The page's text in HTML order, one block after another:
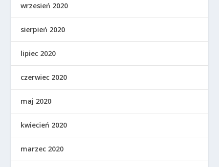
wrzesień 2020
sierpień 2020
lipiec 2020
czerwiec 2020
maj 2020
kwiecień 2020
marzec 2020